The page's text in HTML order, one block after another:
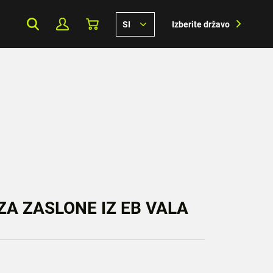
SI Izberite državo
ZASLONE IZ EB VALA